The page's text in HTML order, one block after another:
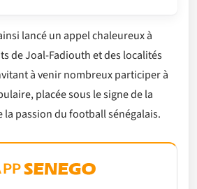
lancé un appel chaleureux à
de Joal-Fadiouth et des localités
à venir nombreux participer à
placée sous le signe de la
la passion du football sénégalais.